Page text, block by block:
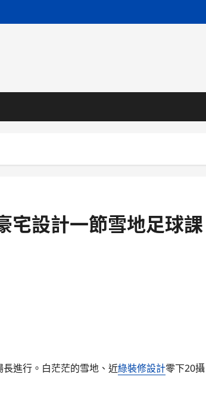
宅設計一節雪地足球課
進行。白茫茫的雪地、近綠裝修設計零下20攝